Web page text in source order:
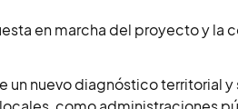
en marcha del proyecto y la
un nuevo diagnóstico territorial y